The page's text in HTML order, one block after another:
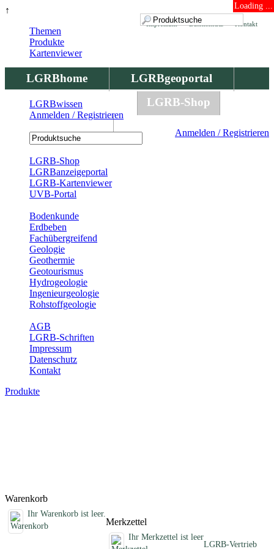
↑ Loading ...
Kontakt
Datenschutz
Impressum
LGRBhome
LGRBgeoportal
LGRBbohrungen
LGRB-Shop
Anmelden / Registrieren
Themen
Produkte
Kartenviewer
LGRBwissen
Anmelden / Registrieren
LGRB-Shop
LGRBanzeigeportal
LGRB-Kartenviewer
UVB-Portal
Bodenkunde
Erdbeben
Fachübergreifend
Geologie
Geothermie
Geotourismus
Hydrogeologie
Ingenieurgeologie
Rohstoffgeologie
AGB
LGRB-Schriften
Impressum
Datenschutz
Kontakt
Produkte
Warenkorb
Ihr Warenkorb ist leer.
Merkzettel
Ihr Merkzettel ist leer
LGRB-Vertrieb